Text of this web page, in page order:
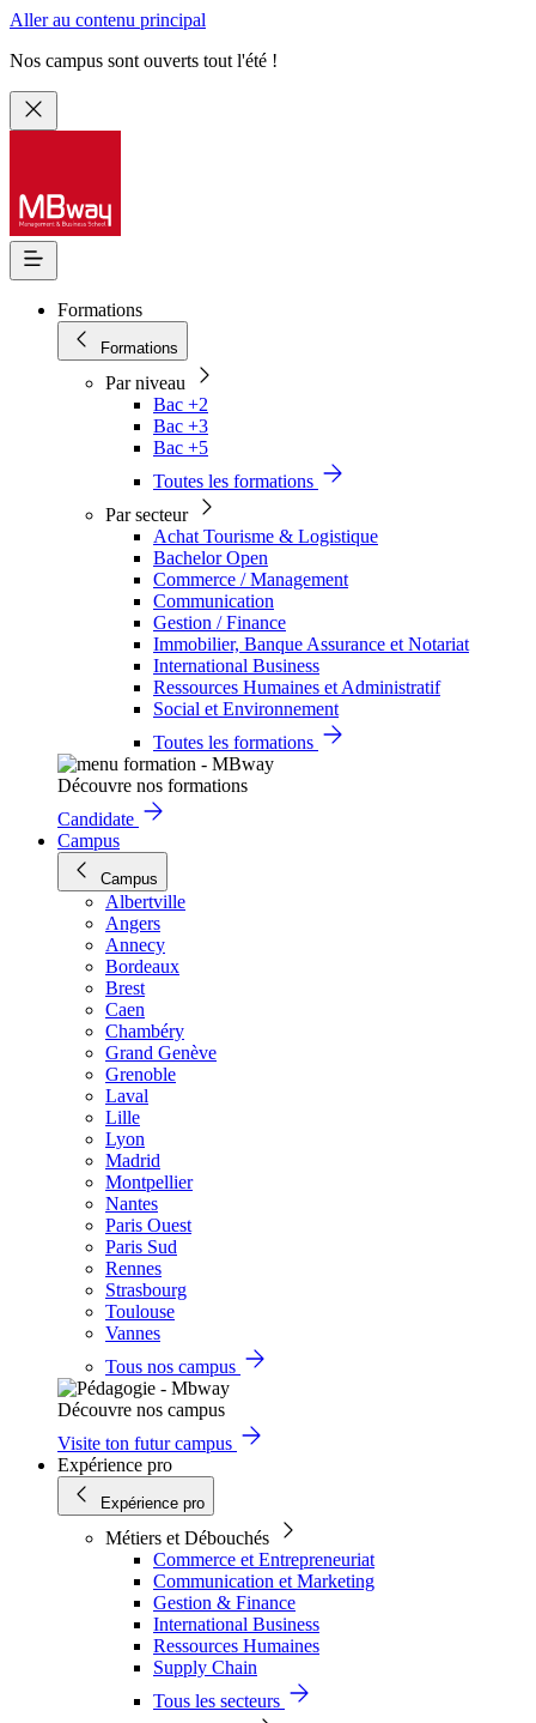
Aller au contenu principal
Nos campus sont ouverts tout l'été !
Formations
Formations
Par niveau
Bac +2
Bac +3
Bac +5
Toutes les formations
Par secteur
Achat Tourisme & Logistique
Bachelor Open
Commerce / Management
Communication
Gestion / Finance
Immobilier, Banque Assurance et Notariat
International Business
Ressources Humaines et Administratif
Social et Environnement
Toutes les formations
Découvre nos formations
Candidate
Campus
Campus
Albertville
Angers
Annecy
Bordeaux
Brest
Caen
Chambéry
Grand Genève
Grenoble
Laval
Lille
Lyon
Madrid
Montpellier
Nantes
Paris Ouest
Paris Sud
Rennes
Strasbourg
Toulouse
Vannes
Tous nos campus
Découvre nos campus
Visite ton futur campus
Expérience pro
Expérience pro
Métiers et Débouchés
Commerce et Entrepreneuriat
Communication et Marketing
Gestion & Finance
International Business
Ressources Humaines
Supply Chain
Tous les secteurs